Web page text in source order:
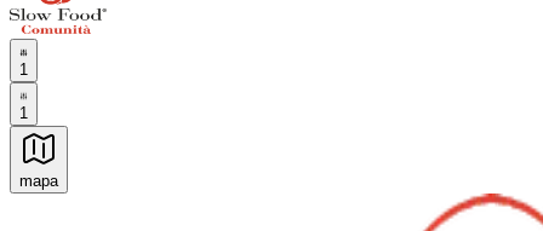
1
1
mapa
Experiencias culinarias inolvidables: Experiencias